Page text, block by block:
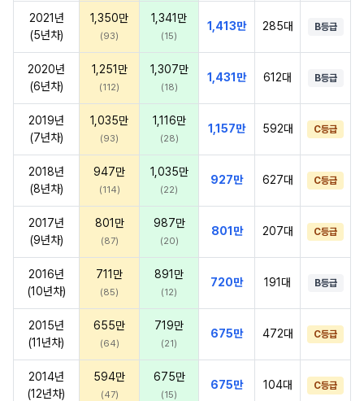
2021년
(5년차)
1,350만
(93)
1,341만
(15)
1,413만 285대 B등급
2020년
(6년차)
1,251만
(112)
1,307만
(18)
1,431만 612대 B등급
2019년
(7년차)
1,035만
(93)
1,116만
(28)
1,157만 592대 C등급
2018년
(8년차)
947만
(114)
1,035만
(22)
927만 627대 C등급
2017년
(9년차)
801만
(87)
987만
(20)
801만 207대 C등급
2016년
(10년차)
711만
(85)
891만
(12)
720만 191대 B등급
2015년
(11년차)
655만
(64)
719만
(21)
675만 472대 C등급
2014년
(12년차)
594만
(47)
675만
(15)
675만 104대 C등급